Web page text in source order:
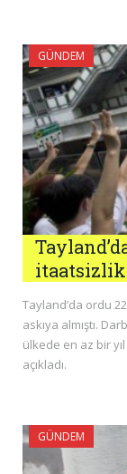
GÜNDEM
Tayland’da ordu
askıya almıştı.
ülkede en az bir
açıkladı.
GÜNDEM